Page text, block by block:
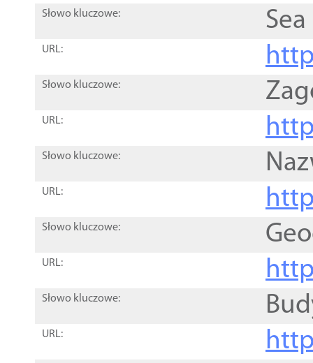
Słowo kluczowe:
URL:
Słowo kluczowe:
URL:
Słowo kluczowe:
URL:
Słowo kluczowe:
URL:
Słowo kluczowe:
URL: